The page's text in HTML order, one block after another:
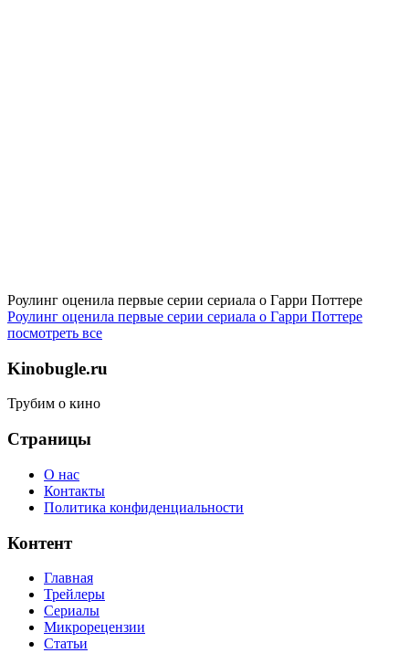
Роулинг оценила первые серии сериала о Гарри Поттере
Роулинг оценила первые серии сериала о Гарри Поттере
посмотреть все
Kinobugle.ru
Трубим о кино
Страницы
О нас
Контакты
Политика конфиденциальности
Контент
Главная
Трейлеры
Сериалы
Микрорецензии
Статьи